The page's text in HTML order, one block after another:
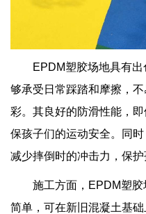
EPDM塑胶场地具有
够承受日常踩踏和摩擦，
彩。其良好的防滑性能，
保孩子们的运动安全。同
减少摔倒时的冲击力，保护
施工方面，EPDM塑
简单，可在新旧混凝土基